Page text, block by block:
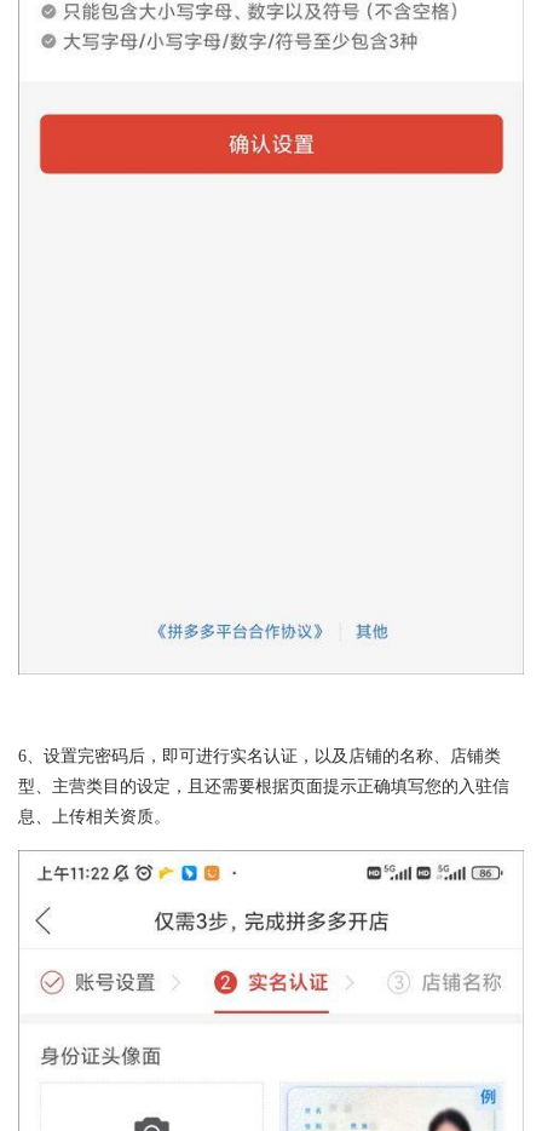
6、设置完密码后，即可进行实名认证，以及店铺的名称、店铺类
型、主营类目的设定，且还需要根据页面提示正确填写您的入驻信
息、上传相关资质。